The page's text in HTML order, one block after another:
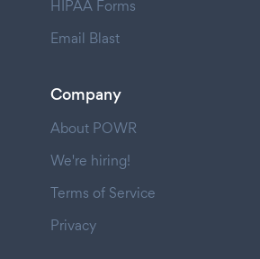
HIPAA Forms
Email Blast
Company
About POWR
We're hiring!
Terms of Service
Privacy